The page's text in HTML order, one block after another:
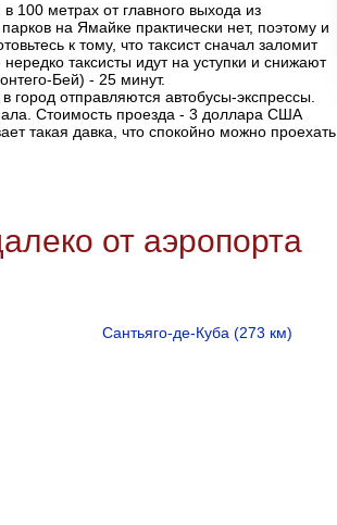
100 метрах от главного выхода из
на Ямайке практически нет, поэтому и
к тому, что таксист сначал заломит
таксисты идут на уступки и снижают
Бей) - 25 минут.
отправляются автобусы-экспрессы.
Стоимость проезда - 3 доллара США
такая давка, что спокойно можно проехать
от аэропорта
Сантьяго-де-Куба (273 км)